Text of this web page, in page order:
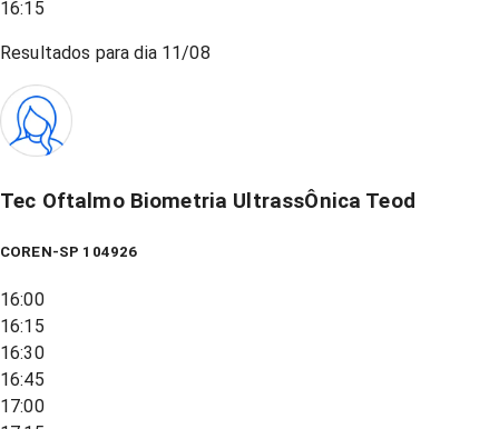
16:15
Resultados para dia 11/08
Tec Oftalmo Biometria UltrassÔnica Teod
COREN-SP 104926
16:00
16:15
16:30
16:45
17:00